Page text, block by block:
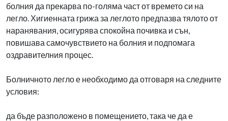
болния да прекарва по-голяма част от времето си на
легло. Хигиенната грижа за леглото предпазва тялото от
наранявания, осигурява спокойна почивка и сън,
повишава самочувствието на болния и подпомага
оздравителния процес.
Болничното легло е необходимо да отговаря на следните
условия:
да бъде разположено в помещението, така че да е